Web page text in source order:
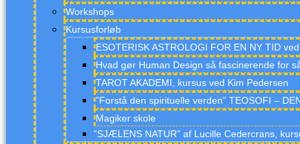
Workshops
Kursusforløb
ESOTERISK ASTROLOGI FOR EN NY TID
Hvad gør Human Design så fascinerende for
TAROT AKADEMI, kursus ved Kim Pedersen
”Forstå den spirituelle verden” TEOSOFI –
Magiker skole
”SJÆLENS NATUR” af Lucille Cedercrans,